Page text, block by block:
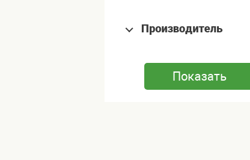
Производитель